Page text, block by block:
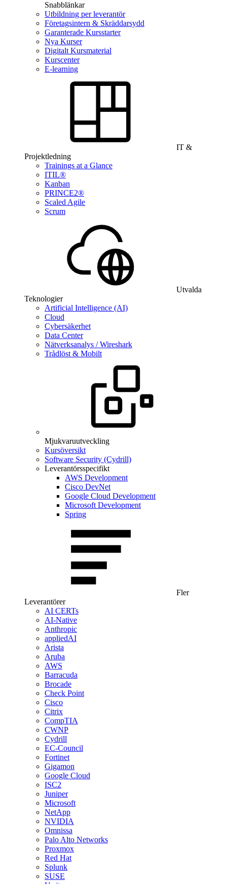
Snabblänkar
Utbildning per leverantör
Företagsintern & Skräddarsydd
Garanterade Kursstarter
Nya Kurser
Digitalt Kursmaterial
Kurscenter
E-learning
IT &
Projektledning
Trainings at a Glance
ITIL®
Kanban
PRINCE2®
Scaled Agile
Scrum
Utvalda
Teknologier
Artificial Intelligence (AI)
Cloud
Cybersäkerhet
Data Center
Nätverksanalys / Wireshark
Trådlöst & Mobilt
Mjukvaruutveckling
Kursöversikt
Software Security (Cydrill)
Leverantörsspecifikt
AWS Development
Cisco DevNet
Google Cloud Development
Microsoft Development
Spring
Fler
Leverantörer
AI CERTs
AI-Native
Anthropic
appliedAI
Arista
Aruba
AWS
Barracuda
Brocade
Check Point
Cisco
Citrix
CompTIA
CWNP
Cydrill
EC-Council
Fortinet
Gigamon
Google Cloud
ISC2
Juniper
Microsoft
NetApp
NVIDIA
Omnissa
Palo Alto Networks
Proxmox
Red Hat
Splunk
SUSE